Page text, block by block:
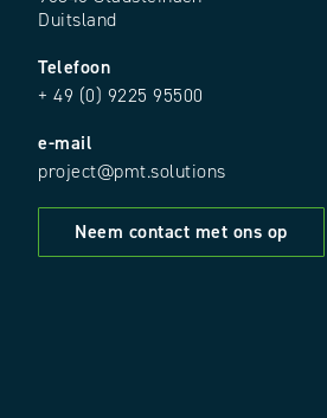
Duitsland
Telefoon
+ 49 (0) 9225 95500
e-mail
project@pmt.solutions
Neem contact met ons op